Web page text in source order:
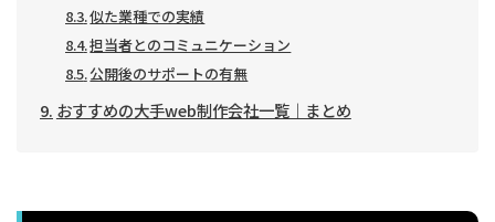
似た業種での実績
担当者とのコミュニケーション
公開後のサポートの有無
おすすめの大手web制作会社一覧｜まとめ